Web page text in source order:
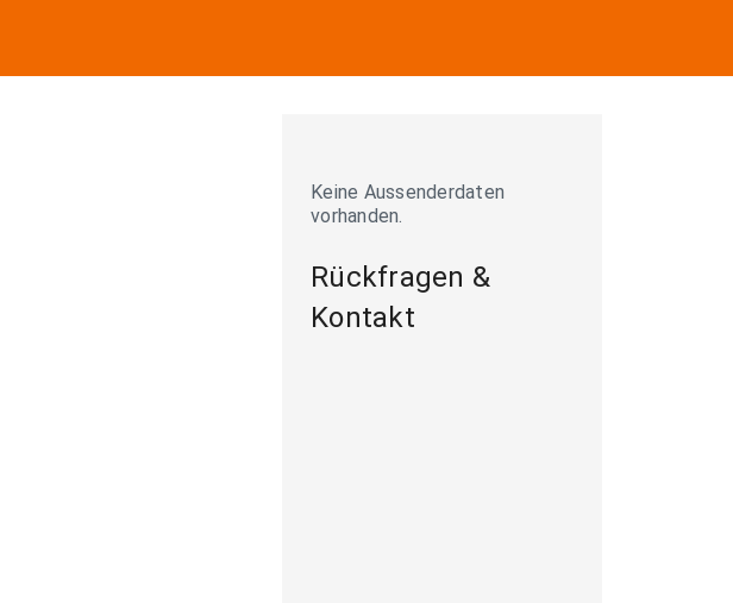
Keine Aussenderdaten
vorhanden.
Rückfragen &
Kontakt